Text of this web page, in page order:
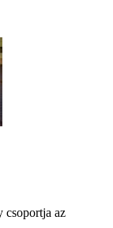
csoportja az